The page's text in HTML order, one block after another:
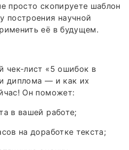
просто скопируете шаблон
построения научной
её в будущем.
чек‑лист «5 ошибок в
диплома — и как их
Он поможет:
в вашей работе;
на доработке текста;